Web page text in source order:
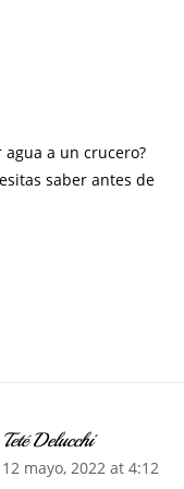
agua a un crucero?
saber antes de
Teté Delucchi
12 mayo, 2022 at 4:12